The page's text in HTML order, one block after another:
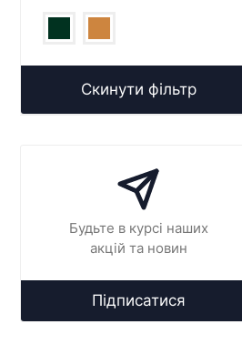
Скинути фільтр
Будьте в курсі наших
акцій та новин
Підписатися